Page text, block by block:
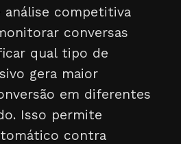
análise competitiva
conversas
qual tipo de
gera maior
em diferentes
Isso permite
contra